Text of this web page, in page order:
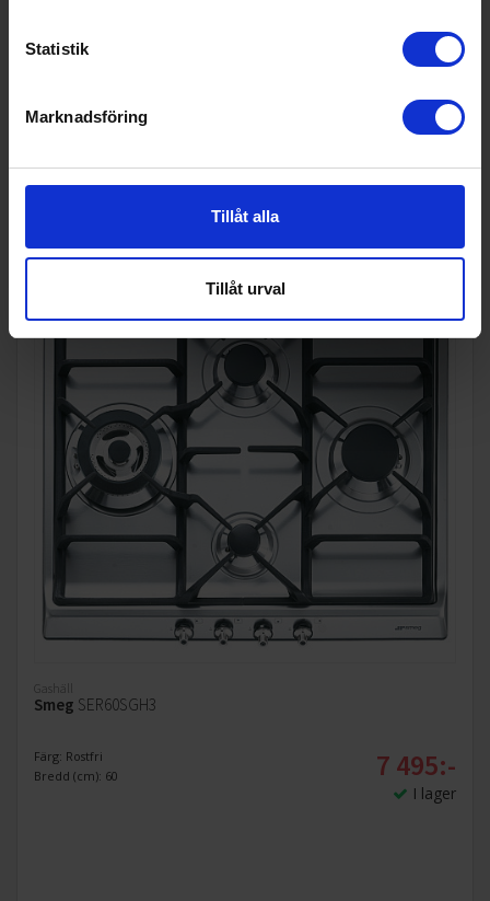
Statistik
Marknadsföring
Tillåt alla
Tillåt urval
I lager
KÖP
Gashäll
Smeg SER60SGH3
Färg: Rostfri
Bredd (cm): 60
7 495:-
I lager